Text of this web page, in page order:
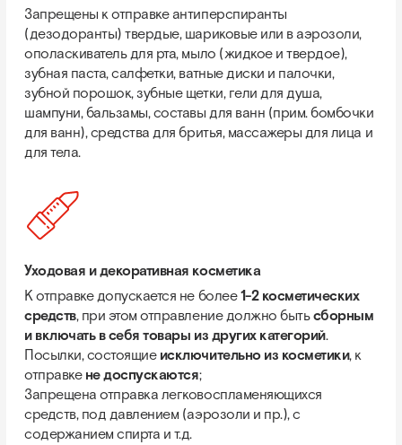
Запрещены к отправке антиперспиранты
(дезодоранты) твердые, шариковые или в аэрозоли,
ополаскиватель для рта, мыло (жидкое и твердое),
зубная паста, салфетки, ватные диски и палочки,
зубной порошок, зубные щетки, гели для душа,
шампуни, бальзамы, составы для ванн (прим. бомбочки
для ванн), средства для бритья, массажеры для лица и
для тела.
Уходовая и декоративная косметика
К отправке допускается не более1-2 косметических
средств, при этом отправление должно бытьсборным
и включать в себя товары из других категорий.
Посылки, состоящиеисключительно из косметики, к
отправкене доспускаются;
Запрещена отправка легковоспламеняющихся
средств, под давлением (аэрозоли и пр.), с
содержанием спирта и т.д.